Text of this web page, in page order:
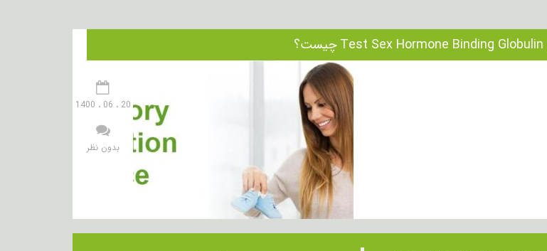
20 ، 06 ، 1400
بدون نظر